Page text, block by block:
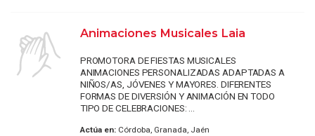
Animaciones Musicales Laia
PROMOTORA DE FIESTAS MUSICALES
ANIMACIONES PERSONALIZADAS ADAPTADAS A
NIÑOS/AS, JÓVENES Y MAYORES. DIFERENTES
FORMAS DE DIVERSIÓN Y ANIMACIÓN EN TODO
TIPO DE CELEBRACIONES: ...
Actúa en:Córdoba, Granada, Jaén